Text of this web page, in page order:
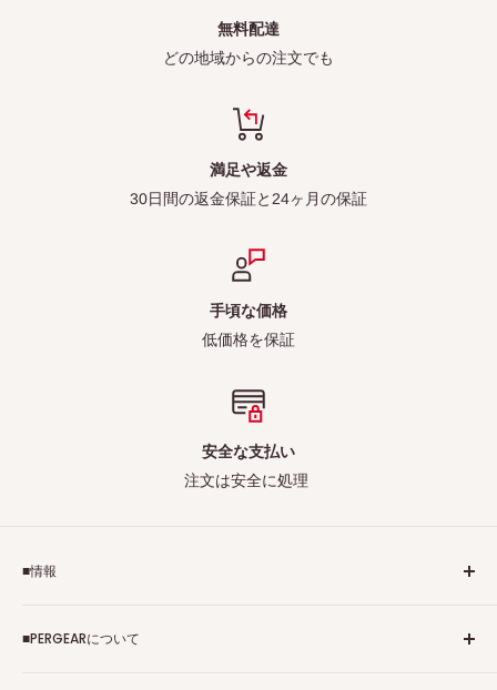
無料配達
どの地域からの注文でも
満足や返金
30日間の返金保証と24ヶ月の保証
手頃な価格
低価格を保証
安全な支払い
注文は安全に処理
■情報
個人情報保護方針
■PERGEARについて